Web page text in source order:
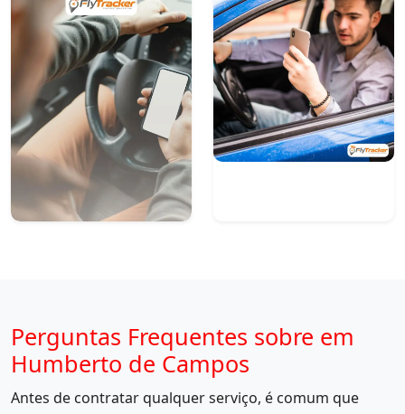
Perguntas Frequentes sobre em
Humberto de Campos
Antes de contratar qualquer serviço, é comum que